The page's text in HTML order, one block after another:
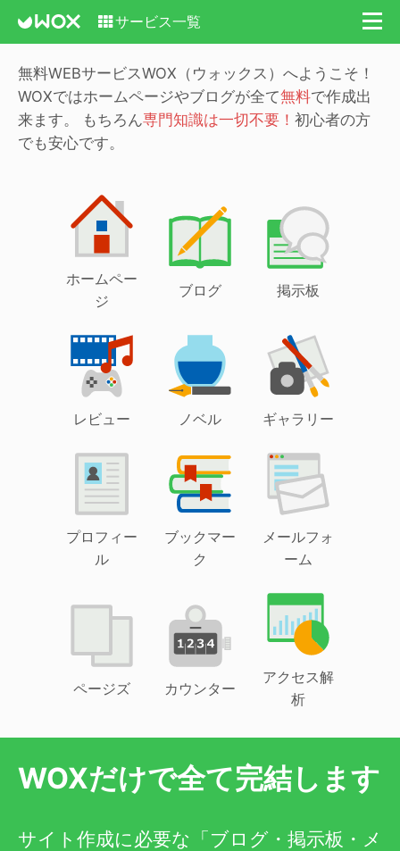
サービス一覧
無料WEBサービスWOX（ウォックス）へようこそ！
WOXではホームページやブログが全て無料で作成出
来ます。
もちろん専門知識は一切不要！ 初心者の方
でも安心です。
ホームペー
ジ
ブログ 掲示板
レビュー ノベル ギャラリー
プロフィー
ル
ブックマー
ク
メールフォ
ーム
ページズ カウンター
アクセス解
析
WOXだけで全て完結します
サイト作成に必要な「ブログ・掲示板・メ